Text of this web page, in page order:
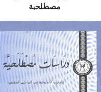
مصطلحية